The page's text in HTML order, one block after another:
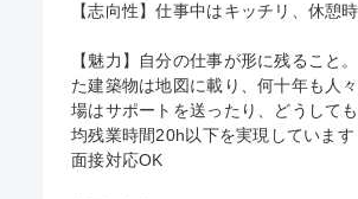
【志向性】仕事中はキッチリ、休憩
【魅力】自分の仕事が形に残ること
た建築物は地図に載り、何十年も人
場はサポートを送ったり、どうして
均残業時間20h以下を実現していま
面接対応OK